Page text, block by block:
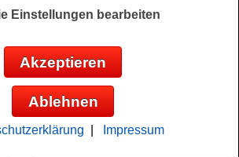
Kaufbeleg können Sie sich
einen Lautsprecher oder die
? Viel Erfolg!
Tomorrowland Festival
und Kopfhörer
Einstellungen bearbeiten
Akzeptieren
Ablehnen
Impressum